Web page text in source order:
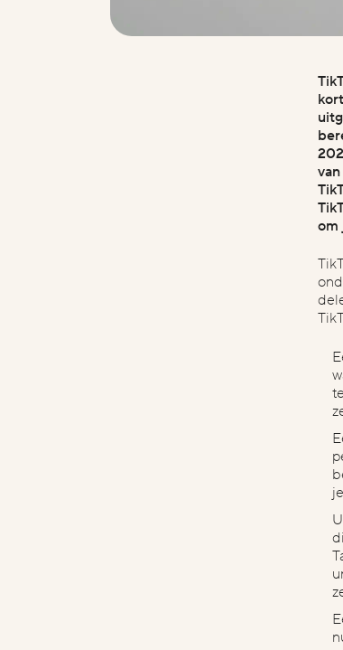
contact
samenwerking heb je in gedachte? wat is een
€10.000 -
om